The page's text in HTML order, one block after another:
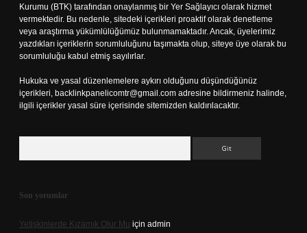
Kurumu (BTK) tarafından onaylanmış bir Yer Sağlayıcı olarak hizmet
vermektedir. Bu nedenle, sitedeki içerikleri proaktif olarak denetleme
veya araştırma yükümlülüğümüz bulunmamaktadır. Ancak, üyelerimiz
yazdıkları içeriklerin sorumluluğunu taşımakta olup, siteye üye olarak bu
sorumluluğu kabul etmiş sayılırlar.
Hukuka ve yasal düzenlemelere aykırı olduğunu düşündüğünüz
içerikleri, backlinkpanelicomtr@gmail.com adresine bildirmeniz halinde,
ilgili içerikler yasal süre içerisinde sitemizden kaldırılacaktır.
Son yorumlar
Yetişkinlerde Kızamık Olur Mu için admin